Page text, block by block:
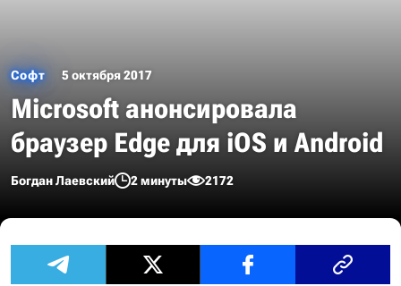
Софт 5 октября 2017
Microsoft анонсировала
браузер Edge для iOS и Android
Богдан Лаевский 2 минуты 2172